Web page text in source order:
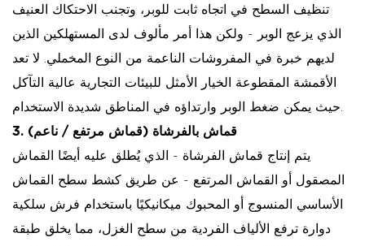
تنظيف السطح في اتجاه ثابت للوبر، وتجنب الاحتكاك العنيف
الذي يزعج الوبر - ولكن هذا أمر مألوف لدى المستهلكين الذين
لديهم خبرة في المفروشات الناعمة من النوع المخملي. لا تعد
الأقمشة المقطوعة الخيار الأمثل للبيئات التجارية عالية التآكل
3. قماش بالفرشاة (قماش مرتفع / ناعم)
يتم إنتاج قماش الفرشاة - الذي يُطلق عليه أيضًا القماش
المصقول أو القماش المرتفع - عن طريق كشط سطح القماش
الأساسي المنسوج أو المحبوك ميكانيكيًا باستخدام فرش سلكية
دوارة ترفع الألياف الفردية من سطح الغزل، مما يخلق طبقة